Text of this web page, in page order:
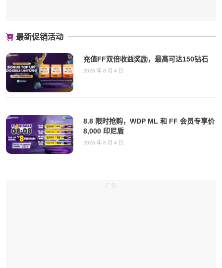
最新促销活动
充值FF双倍收益奖励，最高可达150钻石
2026 年 8 月 4 日
8.8 限时抢购，WDP ML 和 FF 会员专享价
8,000 印尼盾
2026 年 8 月 4 日
广告